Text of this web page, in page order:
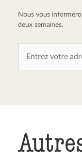
Nous vous
deux semaines.